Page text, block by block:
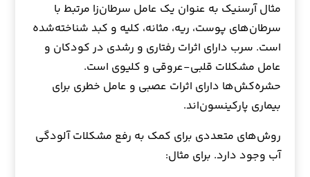
مثال آرسنیک به عنوان یک عامل سرطان‌زا مرتبط با
سرطان‌های پوست، ریه، مثانه، کلیه و کبد شناخته‌شده
‌است. سرب دارای اثرات رفتاری و رشدی در کودکان و
عامل مشکلات قلبی-عروقی و کلیوی است.
حشره‌کش‌ها دارای اثرات عصبی و عامل خطری برای
بیماری پارکینسون‌اند.
روش‌های متعددی برای کمک به رفع مشکلات آلودگی‌
آب وجود دارد. برای مثال: